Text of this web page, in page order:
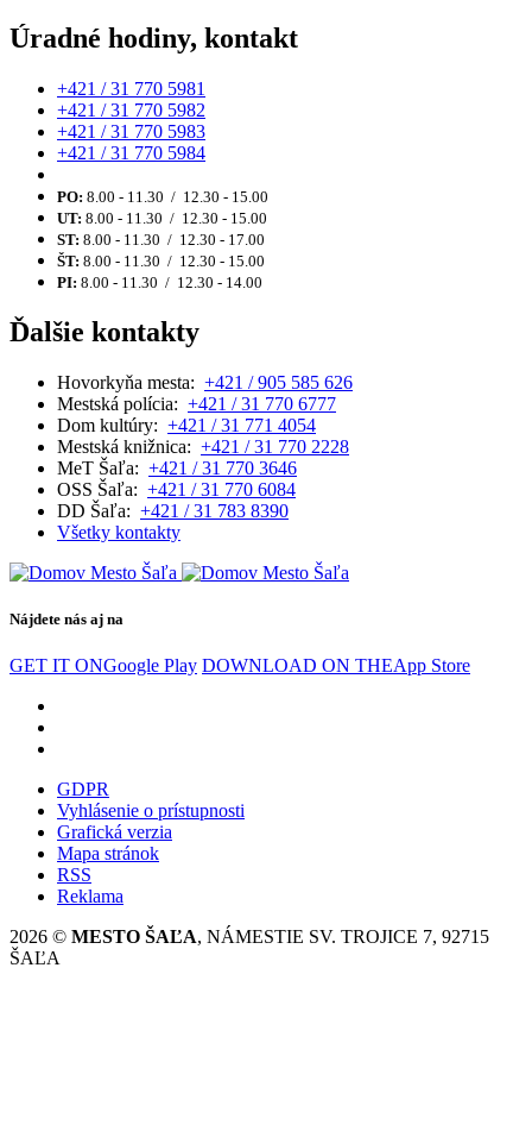
Úradné hodiny, kontakt
+421 / 31 770 5981
+421 / 31 770 5982
+421 / 31 770 5983
+421 / 31 770 5984
PO: 8.00 - 11.30 / 12.30 - 15.00
UT: 8.00 - 11.30 / 12.30 - 15.00
ST: 8.00 - 11.30 / 12.30 - 17.00
ŠT: 8.00 - 11.30 / 12.30 - 15.00
PI: 8.00 - 11.30 / 12.30 - 14.00
Ďalšie kontakty
Hovorkyňa mesta: +421 / 905 585 626
Mestská polícia: +421 / 31 770 6777
Dom kultúry: +421 / 31 771 4054
Mestská knižnica: +421 / 31 770 2228
MeT Šaľa: +421 / 31 770 3646
OSS Šaľa: +421 / 31 770 6084
DD Šaľa: +421 / 31 783 8390
Všetky kontakty
Nájdete nás aj na
GET IT ONGoogle Play DOWNLOAD ON THEApp Store
GDPR
Vyhlásenie o prístupnosti
Grafická verzia
Mapa stránok
RSS
Reklama
2026 © MESTO ŠAĽA, NÁMESTIE SV. TROJICE 7, 92715
ŠAĽA